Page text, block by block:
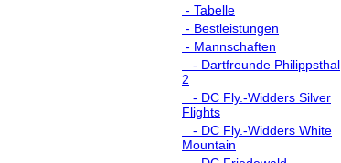
- Tabelle
- Bestleistungen
- Mannschaften
- Dartfreunde Philippsthal
2
- DC Fly.-Widders Silver
Flights
- DC Fly.-Widders White
Mountain